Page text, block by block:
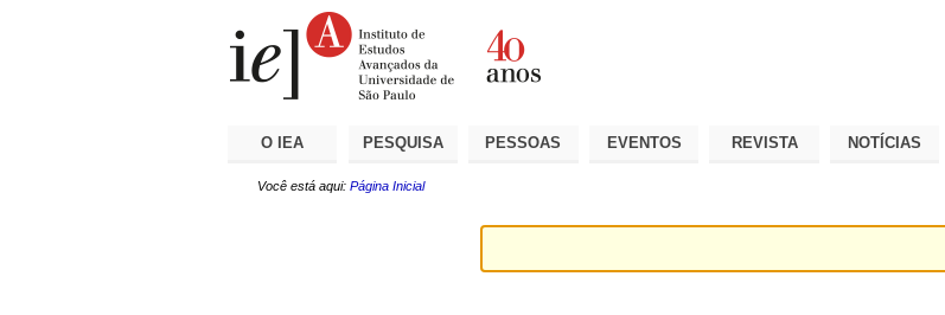
O IEA PESQUISA PESSOAS EVENTOS REVISTA NOTÍCIAS
Você está aqui: Página Inicial